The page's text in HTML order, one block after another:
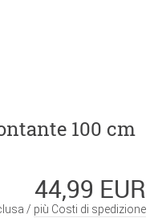
100 cm
44,99 EUR
/ più Costi di spedizione